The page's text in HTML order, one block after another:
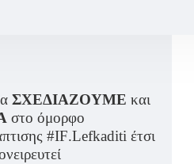
ΣΧΕΔΙΑΖΟΥΜΕ και
στο όμορφο
#IF.Lefkaditi έτσι